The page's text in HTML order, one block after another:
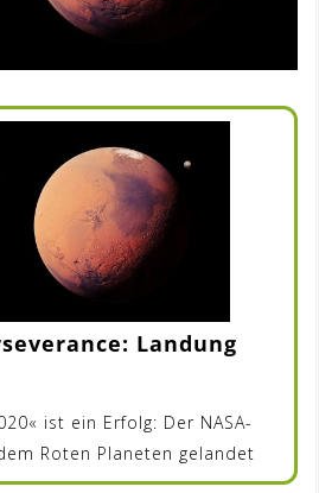
Landung
ist ein Erfolg: Der NASA-
Roten Planeten gelandet